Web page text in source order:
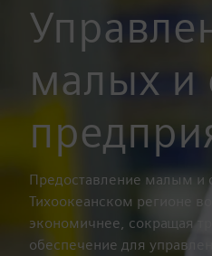
малых и
Предоставление малым и
Тихоокеанском регионе
экономичнее, сокращая
обеспечение для